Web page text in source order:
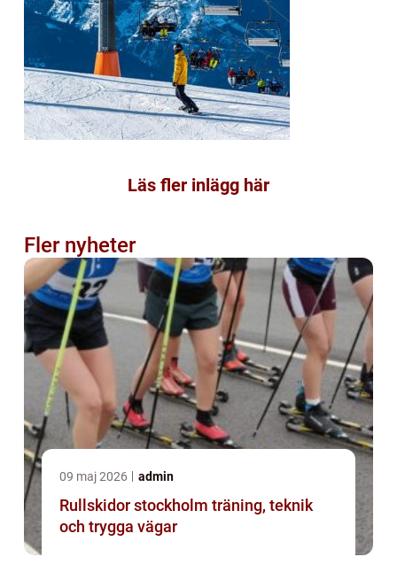
Läs fler inlägg här
Fler nyheter
09 maj 2026 admin
Rullskidor stockholm träning, teknik
och trygga vägar